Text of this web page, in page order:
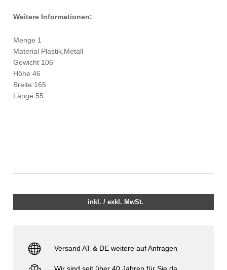
Weitere Informationen:
Menge 1
Material Plastik,Metall
Gewicht 106
Höhe 46
Breite 165
Länge 55
inkl. / exkl. MwSt.
Versand AT & DE weitere auf Anfragen
Wir sind seit über 40 Jahren für Sie da